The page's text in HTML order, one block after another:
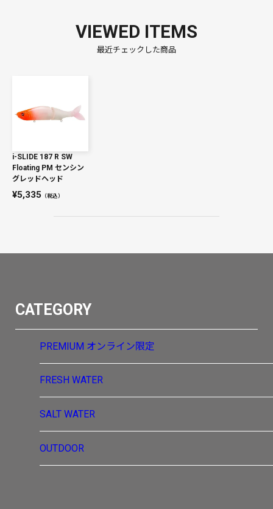
VIEWED ITEMS
最近チェックした商品
i-SLIDE 187 R SW
Floating PM センシン
グレッドヘッド
5,335 （税込）
CATEGORY
PREMIUM オンライン限定
FRESH WATER
SALT WATER
OUTDOOR